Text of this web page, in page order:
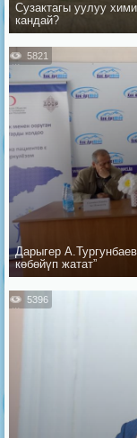
Сузактагы уулуу
кандай?
5821
Дарыгер
көбөйүп жатат”
5396